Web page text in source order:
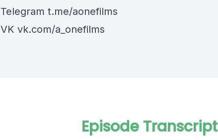
Telegram t.me/aonefilms
VK vk.com/a_onefilms
Episode Transcript